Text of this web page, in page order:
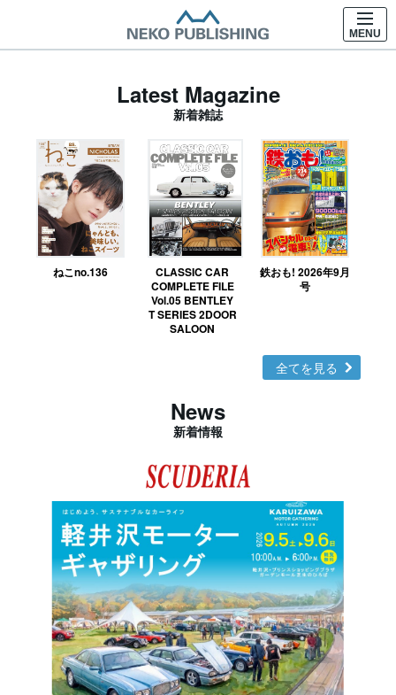
MENU
Latest Magazine
新着雑誌
ねこno.136
CLASSIC CAR
COMPLETE FILE
Vol.05 BENTLEY
T SERIES 2DOOR
SALOON
鉄おも! 2026年9月
号
全てを見る
News
新着情報